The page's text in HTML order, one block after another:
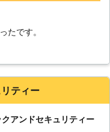
らです。車のエンジンは
の電気を利用して動きだ
ィオといった、電気を利
なってしまいます。
たです。
ティー
アンドセキュリティー